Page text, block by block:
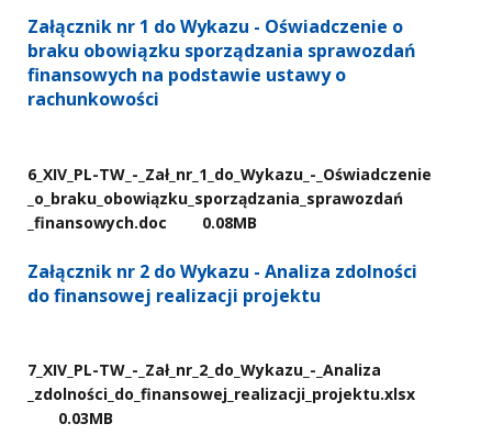
Załącznik nr 1 do Wykazu - Oświadczenie o
braku obowiązku sporządzania sprawozdań
finansowych na podstawie ustawy o
rachunkowości
6​_XIV​_PL-TW​_-​_Zał​_nr​_1​_do​_Wykazu​_-​_Oświadczenie​
_o​_braku​_obowiązku​_sporządzania​_sprawozdań​
_finansowych.doc
0.08MB
Załącznik nr 2 do Wykazu - Analiza zdolności
do finansowej realizacji projektu
7​_XIV​_PL-TW​_-​_Zał​_nr​_2​_do​_Wykazu​_-​_Analiza​
_zdolności​_do​_finansowej​_realizacji​_projektu.xlsx
0.03MB